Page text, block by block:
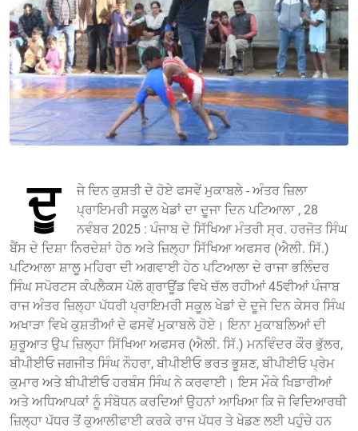
ਦੂ
ਜੇ ਦਿਨ ਕੁਸ਼ਤੀ ਦੇ ਹੋਏ ਫਸਵੇਂ ਮੁਕਾਬਲੇ - ਅੰਤਰ ਜ਼ਿਲਾ
ਪ੍ਰਾਇਮਰੀ ਸਕੂਲ ਖੇਡਾਂ ਦਾ ਦੂਜਾ ਦਿਨ ਪਟਿਆਲਾ , 28
ਨਵੰਬਰ 2025 : ਪੰਜਾਬ ਦੇ ਸਿੱਖਿਆ ਮੰਤਰੀ ਸ੍ਰ. ਹਰਜੋਤ ਸਿੰਘ
ਬੈਂਸ ਦੇ ਦਿਸ਼ਾ ਨਿਰਦੇਸ਼ਾਂ ਹੇਠ ਅਤੇ ਜ਼ਿਲ੍ਹਾ ਸਿੱਖਿਆ ਅਫਸਰ (ਐਲੀ. ਸਿੱ.)
ਪਟਿਆਲਾ ਸ਼ਾਲੂ ਮਹਿਰਾ ਦੀ ਅਗਵਾਈ ਹੇਠ ਪਟਿਆਲਾ ਦੇ ਰਾਜਾ ਭਲਿੰਦਰ
ਸਿੰਘ ਸਪੋਰਟਸ ਕੰਪਲੈਕਸ ਪੋਲੋ ਗ੍ਰਾਊਂਡ ਵਿਖੇ ਚੱਲ ਰਹੀਆਂ 45ਵੀਆਂ ਪੰਜਾਬ
ਰਾਜ ਅੰਤਰ ਜ਼ਿਲ੍ਹਾ ਪੱਧਰੀ ਪ੍ਰਾਇਮਰੀ ਸਕੂਲ ਖੇਡਾਂ ਦੇ ਦੂਜੇ ਦਿਨ ਕੇਸਰ ਸਿੰਘ
ਅਖਾੜਾ ਵਿਖੇ ਕੁਸ਼ਤੀਆਂ ਦੇ ਫਸਵੇਂ ਮੁਕਾਬਲੇ ਹੋਏ। ਇਨਾ ਮੁਕਾਬਲਿਆਂ ਦੀ
ਸ਼ੁਰੂਆਤ ਉਪ ਜ਼ਿਲ੍ਹਾ ਸਿੱਖਿਆ ਅਫਸਰ (ਐਲੀ. ਸਿੱ.) ਮਨਵਿੰਦਰ ਕੌਰ ਭੁੱਲਰ,
ਬੀਪੀਈਓ ਜਗਜੀਤ ਸਿੰਘ ਨੌਹਰਾ, ਬੀਪੀਈਓ ਭਰਤ ਭੂਸ਼ਣ, ਬੀਪੀਈਓ ਪ੍ਰੇਮ
ਕੁਮਾਰ ਅਤੇ ਬੀਪੀਈਓ ਹਰਬੰਸ ਸਿੰਘ ਨੇ ਕਰਵਾਈ। ਇਸ ਮੌਕੇ ਖਿਡਾਰੀਆਂ
ਅਤੇ ਅਧਿਆਪਕਾਂ ਨੂੰ ਸੰਬੋਧਨ ਕਰਦਿਆਂ ਉਹਨਾਂ ਆਖਿਆ ਕਿ ਜੋ ਵਿਦਿਆਰਥੀ
ਜ਼ਿਲ੍ਹਾ ਪੱਧਰ ਤੋਂ ਕੁਆਲੀਫਾਈ ਕਰਕੇ ਰਾਜ ਪੱਧਰ ਤੇ ਖੇਡਣ ਲਈ ਪਹੁੰਚੇ ਹਨ